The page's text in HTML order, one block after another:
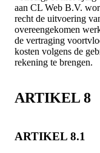
aan CL Web B.V.
recht de uitvoering
overeengekomen
de vertraging
kosten volgens de
rekening te brengen.
ARTIKEL 8
ARTIKEL 8.1